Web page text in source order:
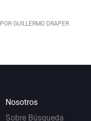
POR GUILLERMO DRAPER
Nosotros
Sobre Búsqueda